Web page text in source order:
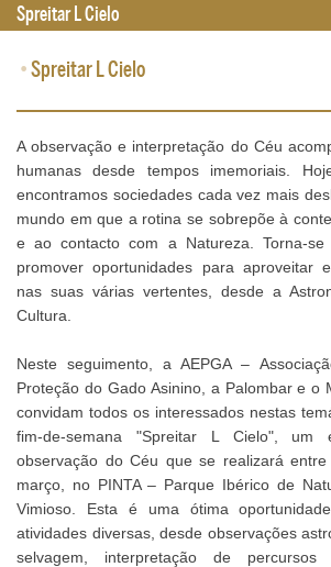
•Spreitar L Cielo
A observação e interpretação do Céu
humanas desde tempos imemoriais.
encontramos sociedades cada vez mais
mundo em que a rotina se sobrepõe à
e ao contacto com a Natureza. Torna-se
promover oportunidades para aproveitar
nas suas várias vertentes, desde a
Cultura.
Neste seguimento, a AEPGA –
Proteção do Gado Asinino, a Palombar e o
convidam todos os interessados nestas
fim-de-semana "Spreitar L Cielo", um
observação do Céu que se realizará
março, no PINTA – Parque Ibérico de
Vimioso. Esta é uma ótima
atividades diversas, desde observações
selvagem, interpretação de percursos
Spreitar L Cielo